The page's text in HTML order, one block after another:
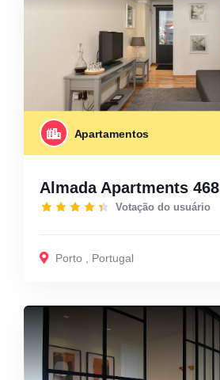
Apartamentos
Almada Apartments 468
Votação do usuário
Porto , Portugal